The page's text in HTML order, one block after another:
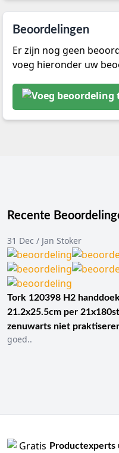
Beoordelingen
Er zijn nog geen
voeg hieronder uw
Recente
31 Dec / Jan Stoker
Tork 120398 H2
21.2x25.5cm per
zenuwarts niet
goed..
Productexperts